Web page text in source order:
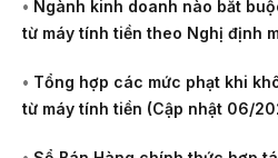
• Ngành kinh doanh nào bắt
từ máy tính tiền theo Nghị định
• Tổng hợp các mức phạt khi
từ máy tính tiền (Cập nhật 06/